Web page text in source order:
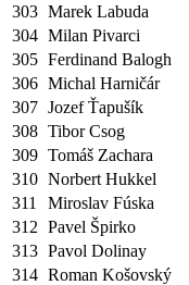
303 Marek Labuda
304 Milan Pivarci
305 Ferdinand Balogh
306 Michal Harničár
307 Jozef Ťapušík
308 Tibor Csog
309 Tomáš Zachara
310 Norbert Hukkel
311
Miroslav Fúska
312 Pavel Špirko
313 Pavol Dolinay
314 Roman Košovský